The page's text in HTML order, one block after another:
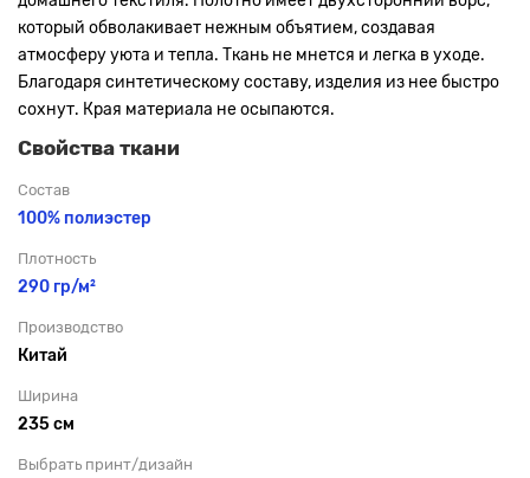
который обволакивает нежным объятием, создавая
атмосферу уюта и тепла. Ткань не мнется и легка в уходе.
Благодаря синтетическому составу, изделия из нее быстро
сохнут. Края материала не осыпаются.
Свойства ткани
Состав
100% полиэстер
Плотность
290 гр/м²
Производство
Китай
Ширина
235 см
Выбрать принт/дизайн